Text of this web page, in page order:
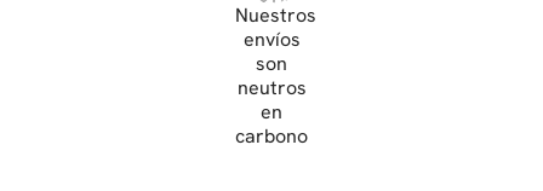
Nuestros
envíos
son
neutros
en
carbono